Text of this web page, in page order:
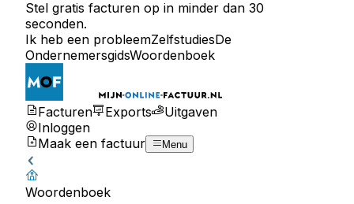
Stel gratis facturen op in minder dan 30
seconden.
Ik heb een probleemZelfstudiesDe
OndernemersgidsWoordenboek
Facturen Exports
Uitgaven
Inloggen
Maak een factuur
Menu
Woordenboek